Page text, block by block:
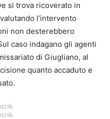
si trova ricoverato in
l’intervento
non desterebbero
caso indagano gli agenti
di Giugliano, al
quanto accaduto e